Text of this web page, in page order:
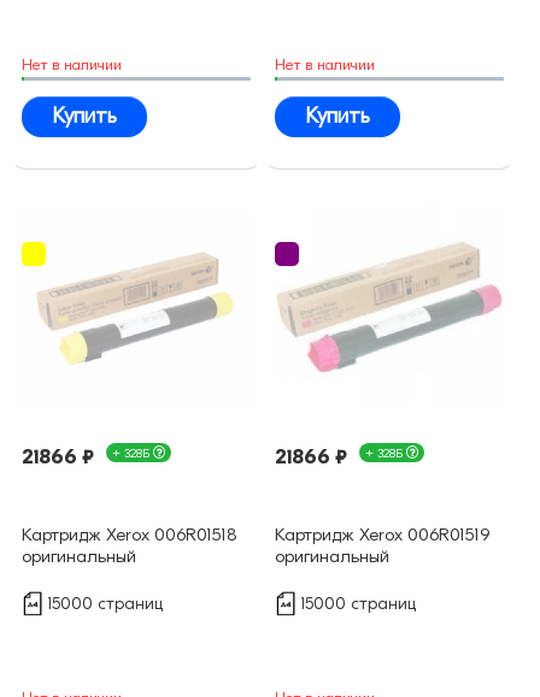
Нет в наличии
Купить
Нет в наличии
Купить
21866 ₽ + 328Б
Картридж Xerox 006R01518
оригинальный
15000 страниц
21866 ₽ + 328Б
Картридж Xerox 006R01519
оригинальный
15000 страниц